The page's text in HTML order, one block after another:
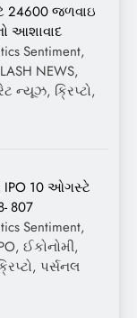
24600 જળવાઇ
આશાવાદ
Sentiment,
NEWS,
ન્યૂઝ, ક્રિપ્ટો,
IPO 10 ઓગસ્ટે
807
Sentiment,
ઈકોનોમી,
પર્સનલ